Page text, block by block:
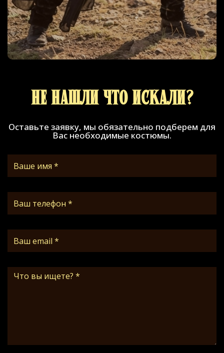
Не нашли что искали?
Оставьте заявку, мы обязательно подберем для
Вас необходимые костюмы.